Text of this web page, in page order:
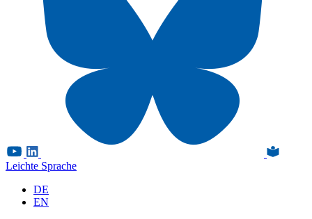
Leichte Sprache
DE
EN